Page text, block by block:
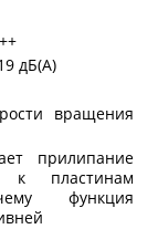
дБ(А)
вращения
прилипание
пластинам
функция